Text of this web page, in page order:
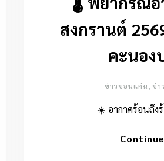
สงกรานต์
คะนอง
ข่าวขอนแก่น, ข่า
☀️ อากาศร้อนถึง